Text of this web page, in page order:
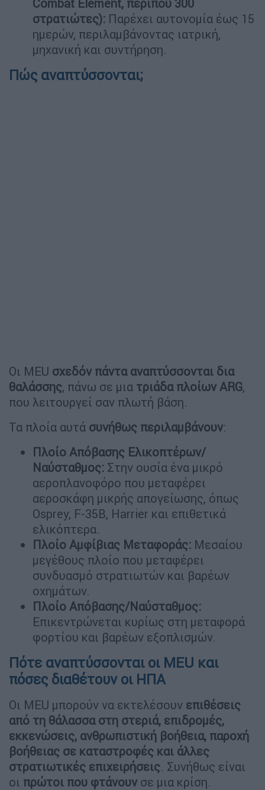
Combat Element, περίπου 300
στρατιώτες): Παρέχει αυτονομία έως 15
ημερών, περιλαμβάνοντας ιατρική,
μηχανική και συντήρηση.
Πώς αναπτύσσονται;
Οι MEU σχεδόν πάντα αναπτύσσονται δια
θαλάσσης, πάνω σε μια τριάδα πλοίων ARG,
που λειτουργεί σαν πλωτή βάση.
Τα πλοία αυτά συνήθως περιλαμβάνουν:
Πλοίο Απόβασης Ελικοπτέρων/
Ναύσταθμος: Στην ουσία ένα μικρό
αεροπλανοφόρο που μεταφέρει
αεροσκάφη μικρής απογείωσης, όπως
Osprey, F-35B, Harrier και επιθετικά
ελικόπτερα.
Πλοίο Αμφίβιας Μεταφοράς: Μεσαίου
μεγέθους πλοίο που μεταφέρει
συνδυασμό στρατιωτών και βαρέων
οχημάτων.
Πλοίο Απόβασης/Ναύσταθμος:
Επικεντρώνεται κυρίως στη μεταφορά
φορτίου και βαρέων εξοπλισμών.
Πότε αναπτύσσονται οι MEU και
πόσες διαθέτουν οι ΗΠΑ
Οι MEU μπορούν να εκτελέσουν επιθέσεις
από τη θάλασσα στη στεριά, επιδρομές,
εκκενώσεις, ανθρωπιστική βοήθεια, παροχή
βοήθειας σε καταστροφές και άλλες
στρατιωτικές επιχειρήσεις. Συνήθως είναι
οι πρώτοι που φτάνουν σε μια κρίση.